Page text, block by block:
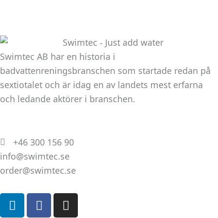
Swimtec AB har en historia i
badvattenreningsbranschen som startade redan på
sextiotalet och är idag en av landets mest erfarna
och ledande aktörer i branschen.
+46 300 156 90
info@swimtec.se
order@swimtec.se
L
i
F
a
I
n
intressen och ditt
beteende när du
surfar ökar du
chansen att få se
personligt
anpassat innehåll